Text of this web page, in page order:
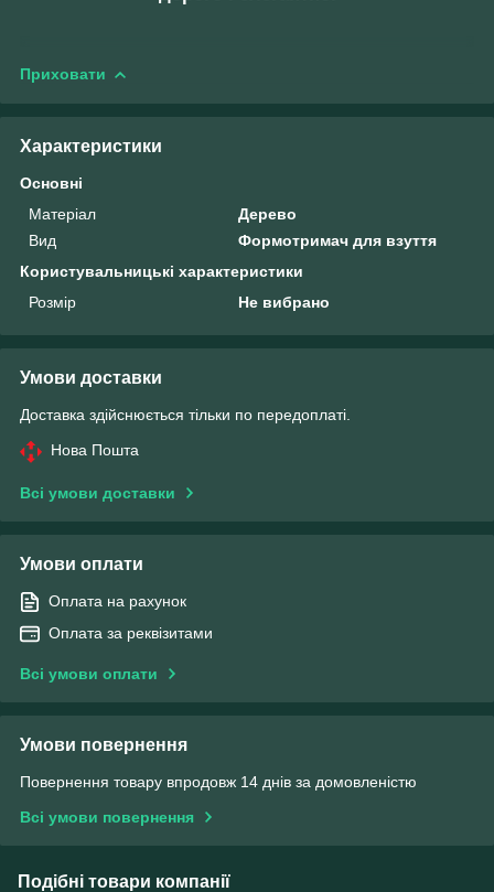
Приховати
Характеристики
Основні
Матеріал
Дерево
Вид
Формотримач для взуття
Користувальницькі характеристики
Розмір
Не вибрано
Умови доставки
Доставка здійснюється тільки по передоплаті.
Нова Пошта
Всі умови доставки
Умови оплати
Оплата на рахунок
Оплата за реквізитами
Всі умови оплати
Умови повернення
Повернення товару впродовж 14 днів за домовленістю
Всі умови повернення
Подібні товари компанії